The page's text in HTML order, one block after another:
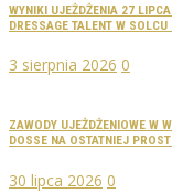
WYNIKI UJEŻDŻENIA 27
DRESSAGE TALENT W
3 sierpnia 2026 0
ZAWODY UJEŻDŻENIOWE W
DOSSE NA OSTATNIEJ
30 lipca 2026 0